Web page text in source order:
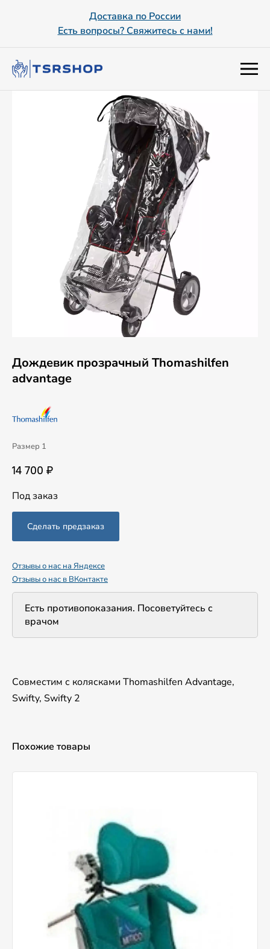
Доставка по России
Есть вопросы? Свяжитесь с нами!
Дождевик прозрачный Thomashilfen
advantage
Размер 1
14 700 ₽
Под заказ
Отзывы о нас на Яндексе
Отзывы о нас в ВКонтакте
Есть противопоказания. Посоветуйтесь с
врачом
Совместим с колясками Thomashilfen Advantage,
Swifty, Swifty 2
Похожие товары